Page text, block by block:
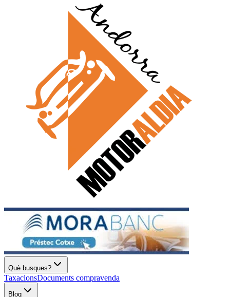
Què busques?
TaxacionsDocuments compravenda
Blog